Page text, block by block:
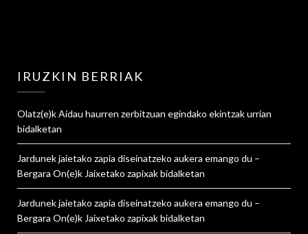
IRUZKIN BERRIAK
Olatz(e)kAidau haurren zerbitzuan egindako ekintzak urrian
bidalketan
Jardunek jaietako zapia diseinatzeko aukera emango du –
Bergara On(e)k Jaixetako zapixakbidalketan
Jardunek jaietako zapia diseinatzeko aukera emango du –
Bergara On(e)k Jaixetako zapixakbidalketan